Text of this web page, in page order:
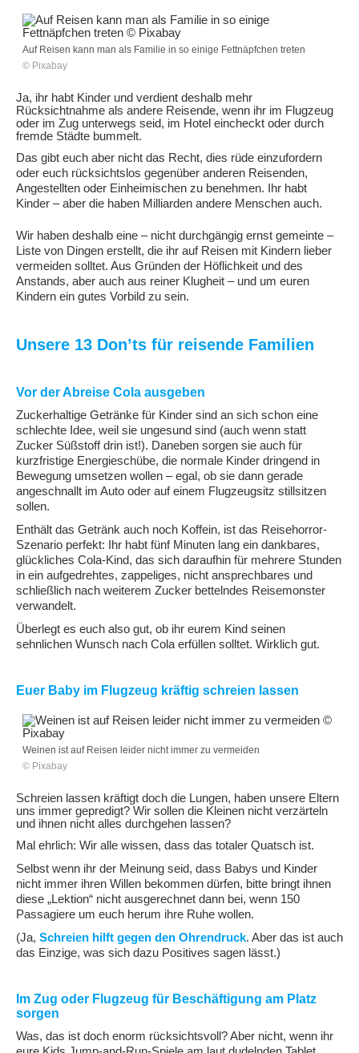
Auf Reisen kann man als Familie in so einige Fettnäpfchen treten
© Pixabay
Ja, ihr habt Kinder und verdient deshalb mehr
Rücksichtnahme als andere Reisende, wenn ihr im Flugzeug
oder im Zug unterwegs seid, im Hotel eincheckt oder durch
fremde Städte bummelt.
Das gibt euch aber nicht das Recht, dies rüde einzufordern
oder euch rücksichtslos gegenüber anderen Reisenden,
Angestellten oder Einheimischen zu benehmen. Ihr habt
Kinder – aber die haben Milliarden andere Menschen auch.
Wir haben deshalb eine – nicht durchgängig ernst gemeinte –
Liste von Dingen erstellt, die ihr auf Reisen mit Kindern lieber
vermeiden solltet. Aus Gründen der Höflichkeit und des
Anstands, aber auch aus reiner Klugheit – und um euren
Kindern ein gutes Vorbild zu sein.
Unsere 13 Don’ts für reisende Familien
Vor der Abreise Cola ausgeben
Zuckerhaltige Getränke für Kinder sind an sich schon eine
schlechte Idee, weil sie ungesund sind (auch wenn statt
Zucker Süßstoff drin ist!). Daneben sorgen sie auch für
kurzfristige Energieschübe, die normale Kinder dringend in
Bewegung umsetzen wollen – egal, ob sie dann gerade
angeschnallt im Auto oder auf einem Flugzeugsitz stillsitzen
sollen.
Enthält das Getränk auch noch Koffein, ist das Reisehorror-
Szenario perfekt: Ihr habt fünf Minuten lang ein dankbares,
glückliches Cola-Kind, das sich daraufhin für mehrere Stunden
in ein aufgedrehtes, zappeliges, nicht ansprechbares und
schließlich nach weiterem Zucker bettelndes Reisemonster
verwandelt.
Überlegt es euch also gut, ob ihr eurem Kind seinen
sehnlichen Wunsch nach Cola erfüllen solltet. Wirklich gut.
Euer Baby im Flugzeug kräftig schreien lassen
Weinen ist auf Reisen leider nicht immer zu vermeiden
© Pixabay
Schreien lassen kräftigt doch die Lungen, haben unsere Eltern
uns immer gepredigt? Wir sollen die Kleinen nicht verzärteln
und ihnen nicht alles durchgehen lassen?
Mal ehrlich: Wir alle wissen, dass das totaler Quatsch ist.
Selbst wenn ihr der Meinung seid, dass Babys und Kinder
nicht immer ihren Willen bekommen dürfen, bitte bringt ihnen
diese „Lektion“ nicht ausgerechnet dann bei, wenn 150
Passagiere um euch herum ihre Ruhe wollen.
(Ja, Schreien hilft gegen den Ohrendruck. Aber das ist auch
das Einzige, was sich dazu Positives sagen lässt.)
Im Zug oder Flugzeug für Beschäftigung am Platz
sorgen
Was, das ist doch enorm rücksichtsvoll? Aber nicht, wenn ihr